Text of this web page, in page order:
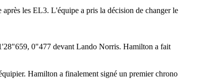
les EL3. L'équipe a pris la décision de changer le
0"477 devant Lando Norris. Hamilton a fait
Hamilton a finalement signé un premier chrono